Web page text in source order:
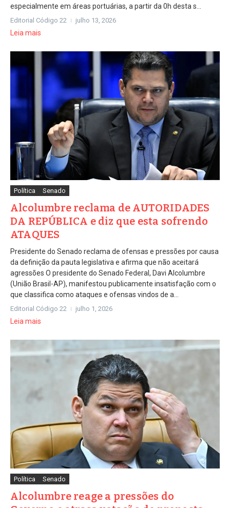
especialmente em áreas portuárias, a partir da 0h desta s...
Editorial Código 22 julho 13, 2026
Leia mais
Política Senado
Alcolumbre reclama de AUTORIDADES
DA REPÚBLICA e diz que esta sofrendo
ATAQUES
Presidente do Senado reclama de ofensas e pressões por causa
da definição da pauta legislativa e afirma que não aceitará
agressões O presidente do Senado Federal, Davi Alcolumbre
(União Brasil-AP), manifestou publicamente insatisfação com o
que classifica como ataques e ofensas vindos de a...
Editorial Código 22 julho 1, 2026
Leia mais
Política Senado
Alcolumbre reage a pressões do